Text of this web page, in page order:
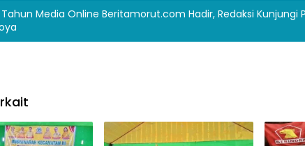
Media Online Beritamorut.com Hadir, Redaksi Kunjungi